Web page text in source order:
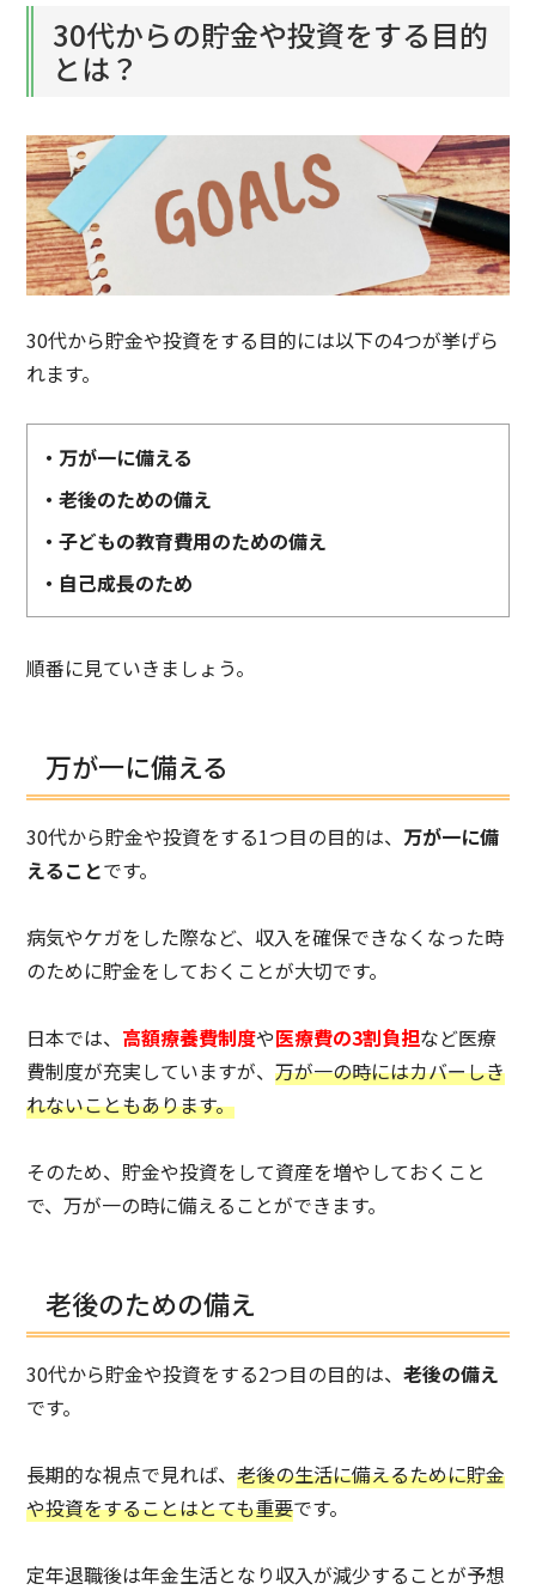
30代からの貯金や投資をする目的
とは？
30代から貯金や投資をする目的には以下の4つが挙げら
れます。
・万が一に備える
・老後のための備え
・子どもの教育費用のための備え
・自己成長のため
順番に見ていきましょう。
万が一に備える
30代から貯金や投資をする1つ目の目的は、万が一に備
えることです。
病気やケガをした際など、収入を確保できなくなった時
のために貯金をしておくことが大切です。
日本では、 高額療養費制度や医療費の3割負担など医療
費制度が充実していますが、万が一の時にはカバーしき
れないこともあります。
そのため、貯金や投資をして資産を増やしておくこと
で、万が一の時に備えることができます。
老後のための備え
30代から貯金や投資をする2つ目の目的は、老後の備え
です。
長期的な視点で見れば、老後の生活に備えるために貯金
や投資をすることはとても重要です。
定年退職後は年金生活となり収入が減少することが予想